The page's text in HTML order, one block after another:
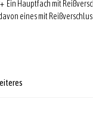
Ein Hauptfach mit
eines mit